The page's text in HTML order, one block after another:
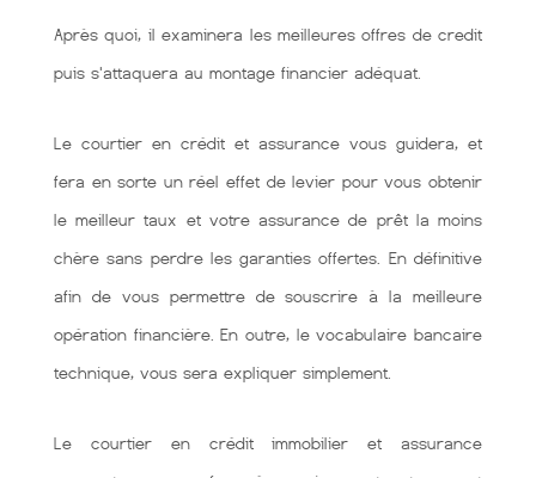
Après quoi, il examinera les meilleures offres de credit
puis s'attaquera au montage financier adéquat.
Le courtier en crédit et assurance vous guidera, et
fera en sorte un réel effet de levier pour vous obtenir
le meilleur taux et votre assurance de prêt la moins
chère sans perdre les garanties offertes. En définitive
afin de vous permettre de souscrire à la meilleure
opération financière. En outre, le vocabulaire bancaire
technique, vous sera expliquer simplement.
Le courtier en crédit immobilier et assurance